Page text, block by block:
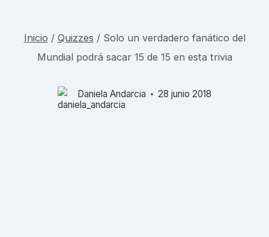
Inicio / Quizzes / Solo un verdadero fanático del
Mundial podrá sacar 15 de 15 en esta trivia
Daniela Andarcia 28 junio 2018